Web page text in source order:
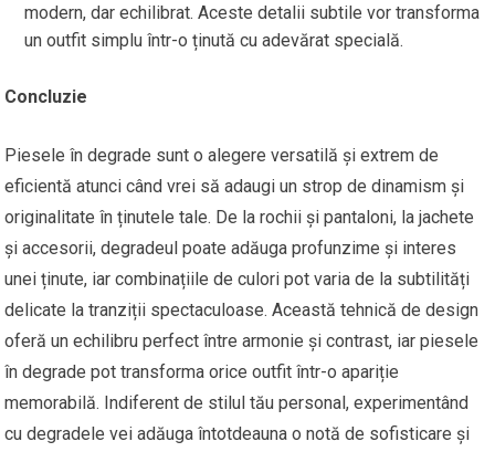
modern, dar echilibrat. Aceste detalii subtile vor transforma
un outfit simplu într-o ținută cu adevărat specială.
Concluzie
Piesele în degrade sunt o alegere versatilă și extrem de
eficientă atunci când vrei să adaugi un strop de dinamism și
originalitate în ținutele tale. De la rochii și pantaloni, la jachete
și accesorii, degradeul poate adăuga profunzime și interes
unei ținute, iar combinațiile de culori pot varia de la subtilități
delicate la tranziții spectaculoase. Această tehnică de design
oferă un echilibru perfect între armonie și contrast, iar piesele
în degrade pot transforma orice outfit într-o apariție
memorabilă. Indiferent de stilul tău personal, experimentând
cu degradele vei adăuga întotdeauna o notă de sofisticare și